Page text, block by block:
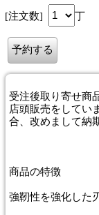
[注文数]
丁
受注後取り寄せ商
店頭販売をしてい
合、改めまして納
商品の特徴
強靭性を強化した